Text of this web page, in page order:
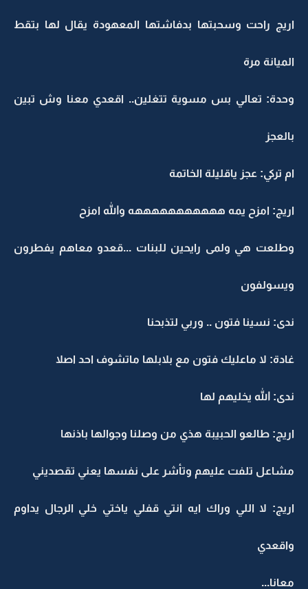
اريج راحت وسحبتها بدفاشتها المعهودة يقال لها بتقط
الميانة مرة
وحدة: تعالي بس مسوية تتغلين.. اقعدي معنا وش تبين
بالعجز
ام تركي: عجز ياقليلة الخاتمة
اريج: امزح يمه هههههههههههه والله امزح
وطلعت هي ولمى رايحين للبنات ...قعدو معاهم يفطرون
ويسولفون
ندى: نسينا فتون .. وربي لتذبحنا
غادة: لا ماعليك فتون مع بلابلها ماتشوف احد اصلا
ندى: الله يخليهم لها
اريج: طالعو الحبيبة هذي من وصلنا وجوالها باذنها
مشاعل تلفت عليهم وتأشر على نفسها يعني تقصديني
اريج: لا اللي وراك ايه انتي قفلي ياختي خلي الرجال يداوم
واقعدي
معانا...